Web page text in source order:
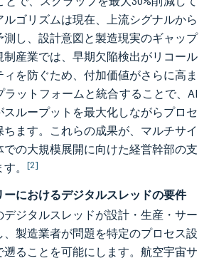
ゴリズムは現在、上流シグナルから
し、設計意図と製造現実のギャップ
制産業では、早期欠陥検出がリコール
を防ぐため、付加価値がさらに高ま
ラットフォームと統合することで、AI
ループットを最大化しながらプロセ
ます。これらの成果が、マルチサイ
での大規模展開に向けた経営幹部の支
。 [2]
ーにおけるデジタルスレッドの要件
ジタルスレッドが設計・生産・サー
、製造業者が問題を特定のプロセス設
ることを可能にします。航空宇宙サ